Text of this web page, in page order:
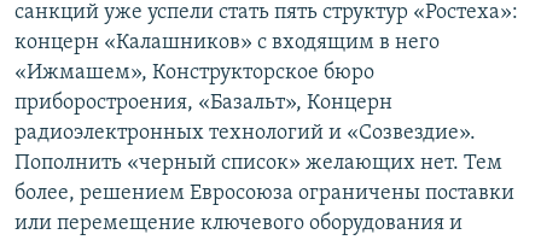
санкций уже успели стать пять структур «Ростеха»:
концерн «Калашников» с входящим в него
«Ижмашем», Конструкторское бюро
приборостроения, «Базальт», Концерн
радиоэлектронных технологий и «Созвездие».
Пополнить «черный список» желающих нет. Тем
более, решением Евросоюза ограничены поставки
или перемещение ключевого оборудования и